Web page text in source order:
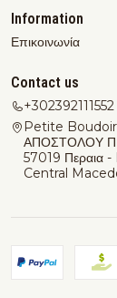
Information
Επικοινωνία
Contact us
+302392111552
Petite Boudoir
ΑΠΟΣΤΟΛΟΥ
57019 Περαια -
Central